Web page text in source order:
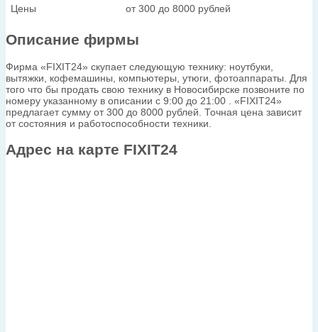
Цены
от 300 до 8000 рублей
Описание фирмы
Фирма «FIXIT24» скупает следующую технику: ноутбуки,
вытяжки, кофемашины, компьютеры, утюги, фотоаппараты. Для
того что бы продать свою технику в Новосибирске позвоните по
номеру указанному в описании с 9:00 до 21:00 . «FIXIT24»
предлагает сумму от 300 до 8000 рублей. Точная цена зависит
от состояния и работоспособности техники.
Адрес на карте FIXIT24